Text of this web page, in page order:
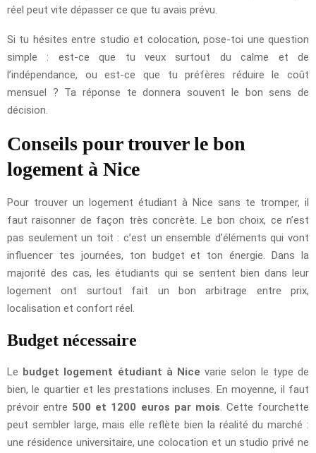
réel peut vite dépasser ce que tu avais prévu.
Si tu hésites entre studio et colocation, pose-toi une question
simple : est-ce que tu veux surtout du calme et de
l’indépendance, ou est-ce que tu préfères réduire le coût
mensuel ? Ta réponse te donnera souvent le bon sens de
décision.
Conseils pour trouver le bon
logement à Nice
Pour trouver un logement étudiant à Nice sans te tromper, il
faut raisonner de façon très concrète. Le bon choix, ce n’est
pas seulement un toit : c’est un ensemble d’éléments qui vont
influencer tes journées, ton budget et ton énergie. Dans la
majorité des cas, les étudiants qui se sentent bien dans leur
logement ont surtout fait un bon arbitrage entre prix,
localisation et confort réel.
Budget nécessaire
Le budget logement étudiant à Nice varie selon le type de
bien, le quartier et les prestations incluses. En moyenne, il faut
prévoir entre 500 et 1200 euros par mois. Cette fourchette
peut sembler large, mais elle reflète bien la réalité du marché :
une résidence universitaire, une colocation et un studio privé ne